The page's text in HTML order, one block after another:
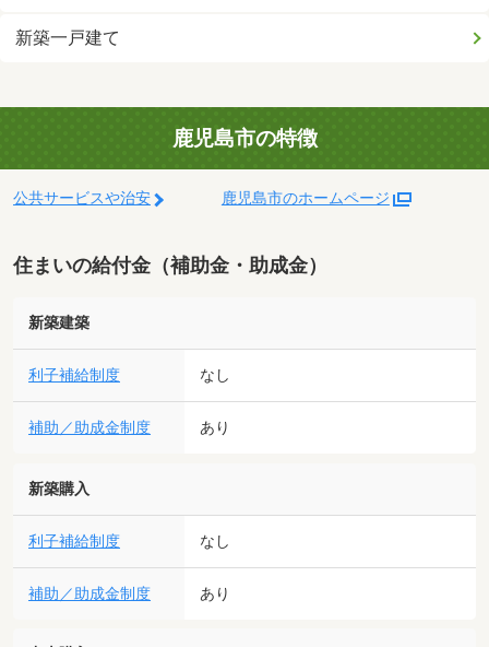
新築一戸建て
鹿児島市の特徴
公共サービスや治安 鹿児島市のホームページ
住まいの給付金（補助金・助成金）
新築建築
利子補給制度 なし
補助／助成金制度 あり
新築購入
利子補給制度 なし
補助／助成金制度 あり